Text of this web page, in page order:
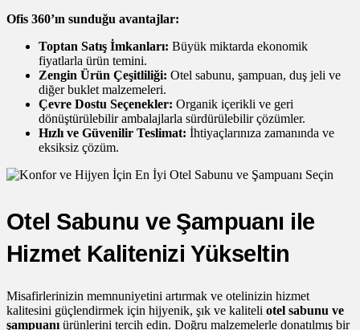
Ofis 360’ın sunduğu avantajlar:
Toptan Satış İmkanları: Büyük miktarda ekonomik
fiyatlarla ürün temini.
Zengin Ürün Çeşitliliği: Otel sabunu, şampuan, duş jeli ve
diğer buklet malzemeleri.
Çevre Dostu Seçenekler: Organik içerikli ve geri
dönüştürülebilir ambalajlarla sürdürülebilir çözümler.
Hızlı ve Güvenilir Teslimat: İhtiyaçlarınıza zamanında ve
eksiksiz çözüm.
Otel Sabunu ve Şampuanı ile
Hizmet Kalitenizi Yükseltin
Misafirlerinizin memnuniyetini artırmak ve otelinizin hizmet
kalitesini güçlendirmek için hijyenik, şık ve kaliteli otel sabunu ve
şampuanı ürünlerini tercih edin. Doğru malzemelerle donatılmış bir